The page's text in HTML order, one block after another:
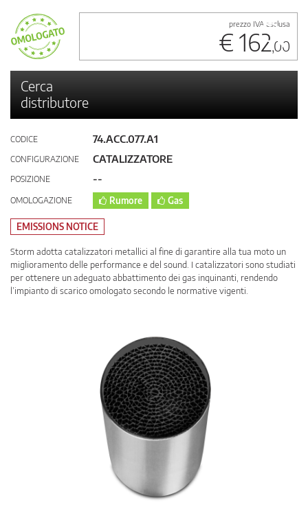
prezzo IVA esclusa
€ 162,00
Cerca
distributore
CODICE 74.ACC.077.A1
CONFIGURAZIONE CATALIZZATORE
POSIZIONE --
OMOLOGAZIONE Rumore Gas
EMISSIONS NOTICE
Storm adotta catalizzatori metallici al fine di garantire alla tua moto un
miglioramento delle performance e del sound. I catalizzatori sono studiati
per ottenere un adeguato abbattimento dei gas inquinanti, rendendo
l’impianto di scarico omologato secondo le normative vigenti.